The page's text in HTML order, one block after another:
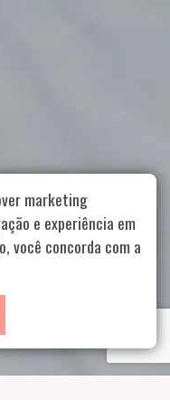
Paulo – SP |
55 11
marketing
e experiência em
você concorda com a